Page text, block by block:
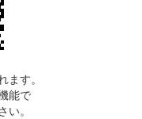
す。
能で
。